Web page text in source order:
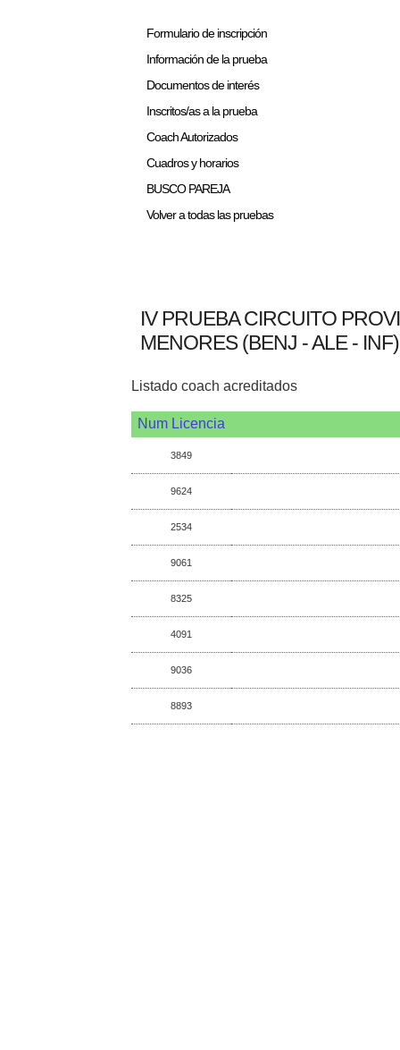
Formulario de inscripción
Información de la prueba
Documentos de interés
Inscritos/as a la prueba
Coach Autorizados
Cuadros y horarios
BUSCO PAREJA
Volver a todas las pruebas
IV PRUEBA CIRCUITO
MENORES (BENJ - ALE -
Listado coach acreditados
Num Licencia
3849
9624
2534
9061
8325
4091
9036
8893